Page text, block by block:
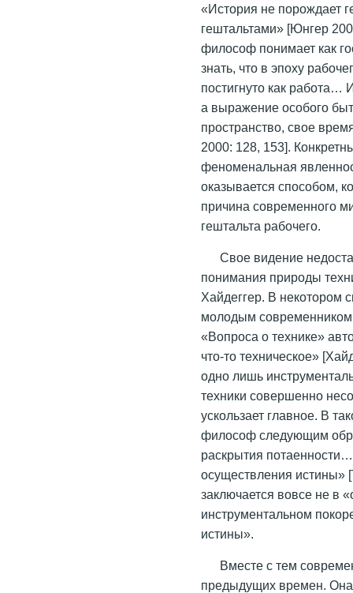
«История не порождает
гештальтами» [Юнгер
философ понимает как
знать, что в эпоху
постигнуто как работа…
а выражение особого
пространство, свое
2000: 128, 153].
феноменальная
оказывается способом,
причина современного
гештальта рабочего.
Свое видение
понимания природы
Хайдеггер. В некотором
молодым
«Вопроса о технике»
что-то техническое»
одно лишь
техники совершенно
ускользает главное. В
философ следующим
раскрытия
осуществления истины»
заключается вовсе не в
инструментальном
истины».
Вместе с тем
предыдущих времен. Она